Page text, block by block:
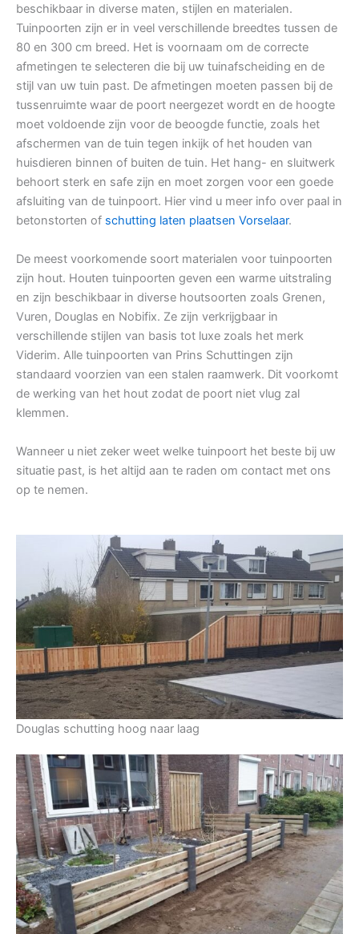
beschikbaar in diverse maten, stijlen en materialen.
Tuinpoorten zijn er in veel verschillende breedtes tussen de
80 en 300 cm breed. Het is voornaam om de correcte
afmetingen te selecteren die bij uw tuinafscheiding en de
stijl van uw tuin past. De afmetingen moeten passen bij de
tussenruimte waar de poort neergezet wordt en de hoogte
moet voldoende zijn voor de beoogde functie, zoals het
afschermen van de tuin tegen inkijk of het houden van
huisdieren binnen of buiten de tuin. Het hang- en sluitwerk
behoort sterk en safe zijn en moet zorgen voor een goede
afsluiting van de tuinpoort. Hier vind u meer info over paal in
betonstorten of schutting laten plaatsen Vorselaar.
De meest voorkomende soort materialen voor tuinpoorten
zijn hout. Houten tuinpoorten geven een warme uitstraling
en zijn beschikbaar in diverse houtsoorten zoals Grenen,
Vuren, Douglas en Nobifix. Ze zijn verkrijgbaar in
verschillende stijlen van basis tot luxe zoals het merk
Viderim. Alle tuinpoorten van Prins Schuttingen zijn
standaard voorzien van een stalen raamwerk. Dit voorkomt
de werking van het hout zodat de poort niet vlug zal
klemmen.
Wanneer u niet zeker weet welke tuinpoort het beste bij uw
situatie past, is het altijd aan te raden om contact met ons
op te nemen.
Douglas schutting hoog naar laag